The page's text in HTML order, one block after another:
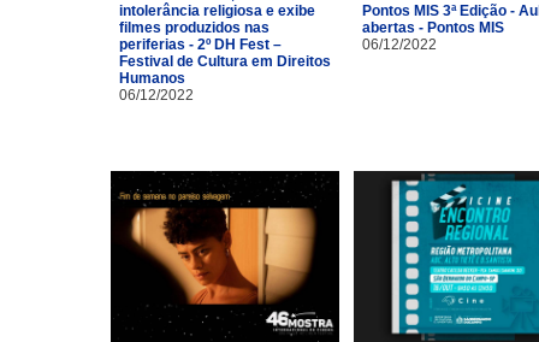
intolerância religiosa e exibe
filmes produzidos nas
periferias - 2º DH Fest –
Festival de Cultura em Direitos
Humanos
06/12/2022
Pontos MIS 3ª Edição -
abertas - Pontos MIS
06/12/2022